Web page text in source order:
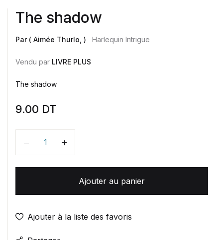
The shadow
Par ( Aimée Thurlo, ) Harlequin Intrigue
Vendu par LIVRE PLUS
The shadow
9.00 DT
Quantité
Ajouter au panier
Ajouter à la liste des favoris